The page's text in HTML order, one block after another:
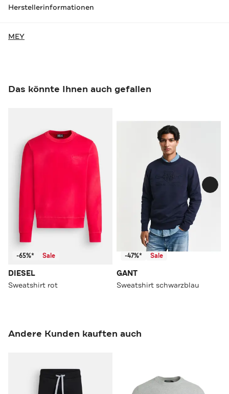
Herstellerinformationen
MEY
Das könnte Ihnen auch gefallen
-65%* Sale
DIESEL
Sweatshirt rot
-47%* Sale
GANT
Sweatshirt schwarzblau
Andere Kunden kauften auch